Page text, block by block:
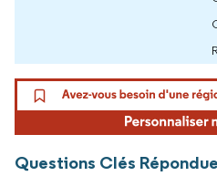
Questions Clés